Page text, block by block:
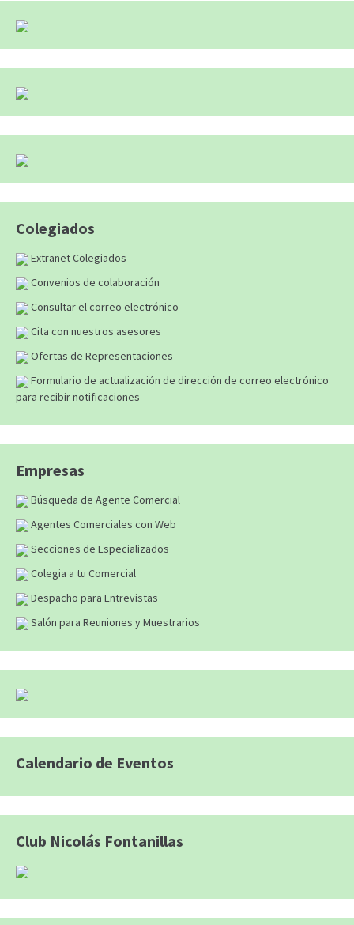
Colegiados
Extranet Colegiados
Convenios de colaboración
Consultar el correo electrónico
Cita con nuestros asesores
Ofertas de Representaciones
Formulario de actualización de dirección de correo electrónico
para recibir notificaciones
Empresas
Búsqueda de Agente Comercial
Agentes Comerciales con Web
Secciones de Especializados
Colegia a tu Comercial
Despacho para Entrevistas
Salón para Reuniones y Muestrarios
Calendario de Eventos
Club Nicolás Fontanillas